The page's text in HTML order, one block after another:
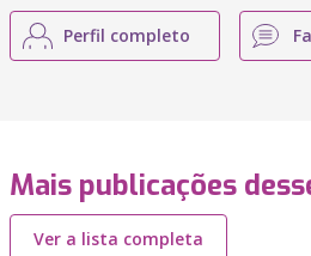
Perfil completo
Mais publicações
Ver a lista completa